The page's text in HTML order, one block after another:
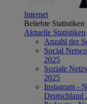
Internet
Beliebte Statistiken
Aktuelle Statistiken
Anzahl der
Social
2025
Soziale
2025
Instagram -
Deutschland